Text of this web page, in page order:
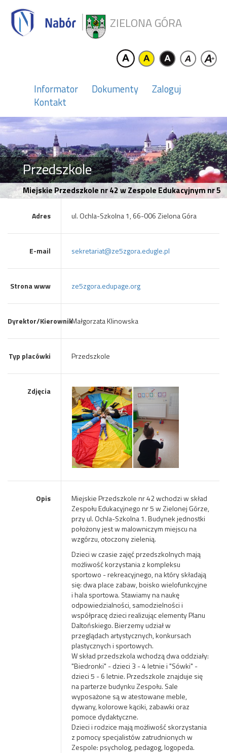
ZIELONA GÓRA
Informator Dokumenty
Zaloguj
Kontakt
Przedszkole
Miejskie Przedszkole nr 42 w Zespole Edukacyjnym nr 5
Adres ul. Ochla-Szkolna 1, 66-006 Zielona Góra
E-mail sekretariat@ze5zgora.edugle.pl
Strona www ze5zgora.edupage.org
Dyrektor/KierownikMałgorzata Klinowska
Typ placówki Przedszkole
Zdjęcia
Opis
Miejskie Przedszkole nr 42 wchodzi w skład
Zespołu Edukacyjnego nr 5 w Zielonej Górze,
przy ul. Ochla-Szkolna 1. Budynek jednostki
położony jest w malowniczym miejscu na
wzgórzu, otoczony zielenią.
Dzieci w czasie zajęć przedszkolnych mają
możliwość korzystania z kompleksu
sportowo - rekreacyjnego, na który składają
się: dwa place zabaw, boisko wielofunkcyjne
i hala sportowa. Stawiamy na naukę
odpowiedzialności, samodzielności i
współpracę dzieci realizując elementy Planu
Daltońskiego. Bierzemy udział w
przeglądach artystycznych, konkursach
plastycznych i sportowych.
W skład przedszkola wchodzą dwa oddziały:
"Biedronki" - dzieci 3 - 4 letnie i "Sówki" -
dzieci 5 - 6 letnie. Przedszkole znajduje się
na parterze budynku Zespołu. Sale
wyposażone są w atestowane meble,
dywany, kolorowe kąciki, zabawki oraz
pomoce dydaktyczne.
Dzieci i rodzice mają możliwość skorzystania
z pomocy specjalistów zatrudnionych w
Zespole: psycholog, pedagog, logopeda.